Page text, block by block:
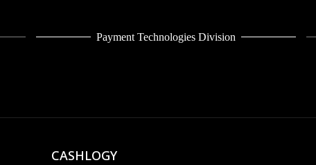
Payment Technologies Division
CASHLOGY